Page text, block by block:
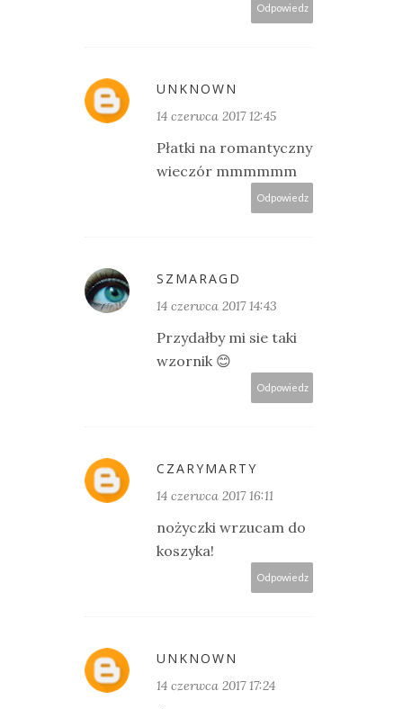
Odpowiedz
UNKNOWN
14 czerwca 2017 12:45
Płatki na romantyczny
wieczór mmmmmm
Odpowiedz
SZMARAGD
14 czerwca 2017 14:43
Przydałby mi sie taki
wzornik 😊
Odpowiedz
CZARYMARTY
14 czerwca 2017 16:11
nożyczki wrzucam do
koszyka!
Odpowiedz
UNKNOWN
14 czerwca 2017 17:24